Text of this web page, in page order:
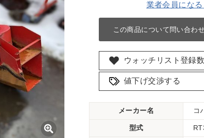
業者会員にな
この商品について問い合わ
ウォッチリスト登録数
値下げ交渉する
メーカー名 コ
型式